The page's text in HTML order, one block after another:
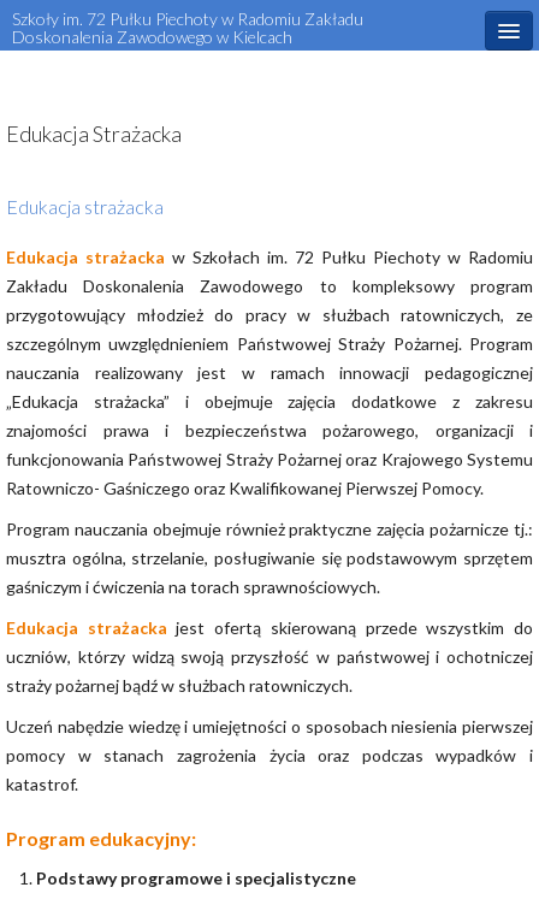
Szkoły im. 72 Pułku Piechoty w Radomiu Zakładu
Doskonalenia Zawodowego w Kielcach
Aktualności
Dla ucznia
Dla rodzica
Rekrutacja
Projekty Unijne
Kontakt
Kursy i szkolenia zawodowe
Edukacja Strażacka
Edukacja strażacka
Edukacja strażacka w Szkołach im. 72 Pułku Piechoty w Radomiu
Zakładu Doskonalenia Zawodowego to kompleksowy program
przygotowujący młodzież do pracy w służbach ratowniczych, ze
szczególnym uwzględnieniem Państwowej Straży Pożarnej. Program
nauczania realizowany jest w ramach innowacji pedagogicznej
„Edukacja strażacka” i obejmuje zajęcia dodatkowe z zakresu
znajomości prawa i bezpieczeństwa pożarowego, organizacji i
funkcjonowania Państwowej Straży Pożarnej oraz Krajowego Systemu
Ratowniczo- Gaśniczego oraz Kwalifikowanej Pierwszej Pomocy.
Program nauczania obejmuje również praktyczne zajęcia pożarnicze tj.:
musztra ogólna, strzelanie, posługiwanie się podstawowym sprzętem
gaśniczym i ćwiczenia na torach sprawnościowych.
Edukacja strażackajest ofertą skierowaną przede wszystkim do
uczniów, którzy widzą swoją przyszłość w państwowej i ochotniczej
straży pożarnej bądź w służbach ratowniczych.
Uczeń nabędzie wiedzę i umiejętności o sposobach niesienia pierwszej
pomocy w stanach zagrożenia życia oraz podczas wypadków i
katastrof.
Program edukacyjny:
Podstawy programowe i specjalistyczne